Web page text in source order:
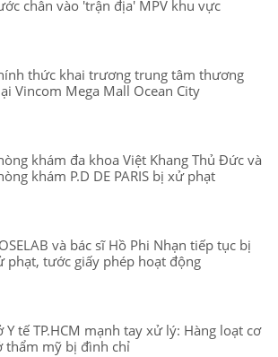
chân vào 'trận địa' MPV khu vực
thức khai trương trung tâm thương
Vincom Mega Mall Ocean City
khám đa khoa Việt Khang Thủ Đức và
khám P.D DE PARIS bị xử phạt
và bác sĩ Hồ Phi Nhạn tiếp tục bị
phạt, tước giấy phép hoạt động
Y tế TP.HCM mạnh tay xử lý: Hàng loạt cơ
thẩm mỹ bị đình chỉ